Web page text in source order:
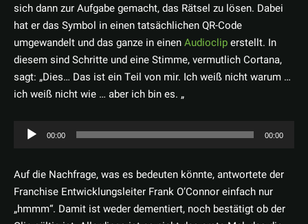
sich dann zur Aufgabe gemacht, das Rätsel zu lösen. Dabei
hat er das Symbol in einen tatsächlichen QR-Code
umgewandelt und das ganze in einenAudiocliperstellt. In
diesem sind Schritte und eine Stimme, vermutlich Cortana,
sagt: „Dies… Das ist ein Teil von mir. Ich weiß nicht warum …
ich weiß nicht wie … aber ich bin es. „
i
o
-
00:00 00:00
Auf die Nachfrage, was es bedeuten könnte, antwortete der
Franchise Entwicklungsleiter Frank O’Connor einfach nur
„hmmm“. Damit ist weder dementiert, noch bestätigt ob der